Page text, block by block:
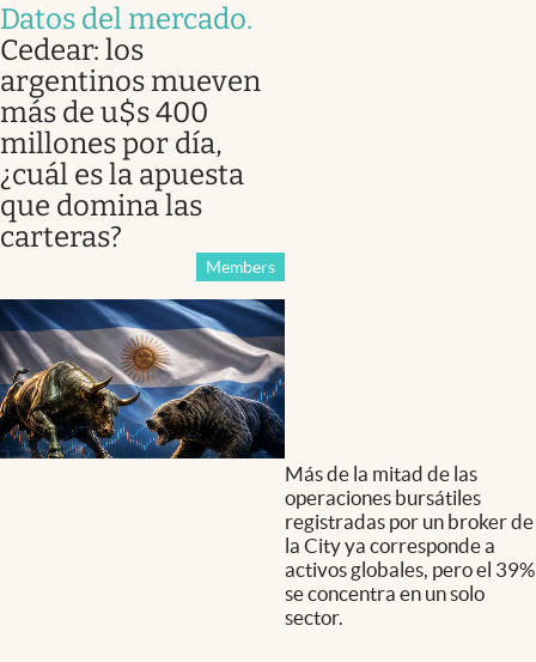
Datos del mercado.
Cedear: los
argentinos mueven
más de u$s 400
millones por día,
¿cuál es la apuesta
que domina las
carteras?
Members
Más de la mitad de las
operaciones bursátiles
registradas por un broker de
la City ya corresponde a
activos globales, pero el 39%
se concentra en un solo
sector.